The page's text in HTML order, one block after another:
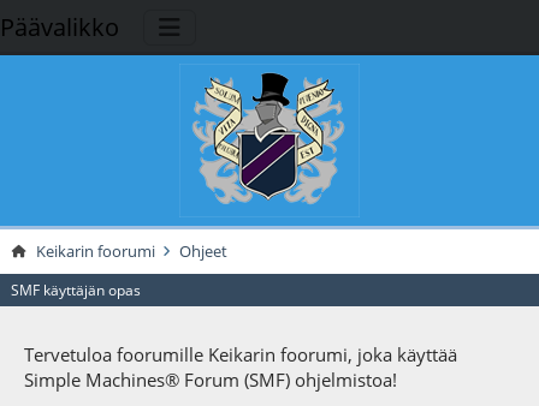
Päävalikko
Keikarin foorumi Ohjeet
SMF käyttäjän opas
Tervetuloa foorumille Keikarin foorumi, joka käyttää
Simple Machines® Forum (SMF) ohjelmistoa!